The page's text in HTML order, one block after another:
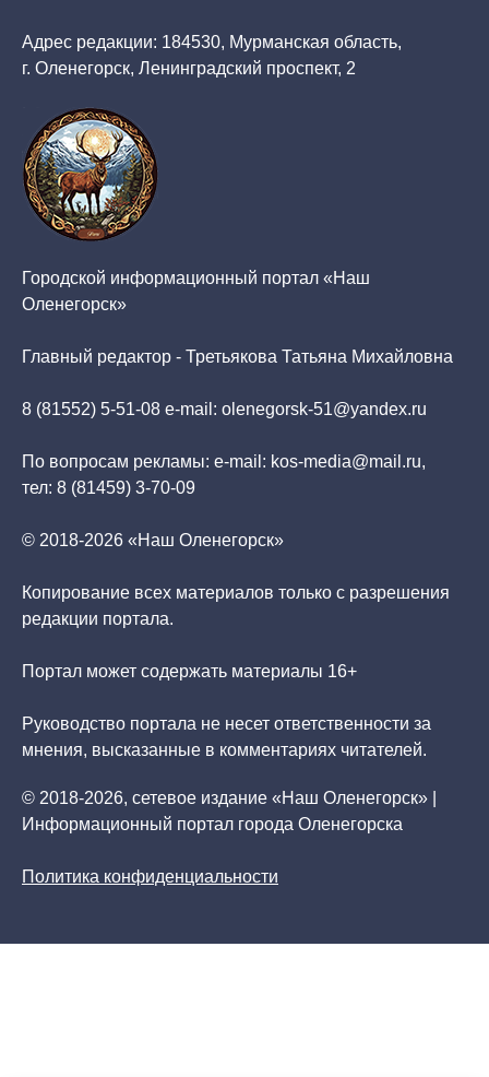
Адрес редакции: 184530, Мурманская область,
г. Оленегорск, Ленинградский проспект, 2
Городской информационный портал «Наш
Оленегорск»
Главный редактор - Третьякова Татьяна Михайловна
8 (81552) 5-51-08 e-mail: olenegorsk-51@yandex.ru
По вопросам рекламы: e-mail: kos-media@mail.ru,
тел: 8 (81459) 3-70-09
© 2018-2026 «Наш Оленегорск»
Копирование всех материалов только с разрешения
редакции портала.
Портал может содержать материалы 16+
Руководство портала не несет ответственности за
мнения, высказанные в комментариях читателей.
© 2018-2026, сетевое издание «Наш Оленегорск» |
Информационный портал города Оленегорска
Политика конфиденциальности